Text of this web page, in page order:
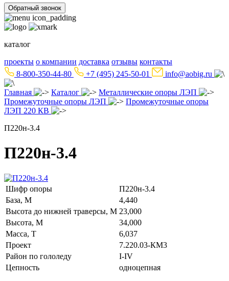
Обратный звонок
каталог
проекты о компании доставка отзывы контакты
8-800-350-44-80
+7 (495) 245-50-01 info@aobig.ru
Главная Каталог
Металлические опоры ЛЭП
Промежуточные опоры ЛЭП
Промежуточные опоры
ЛЭП 220 КВ
П220н-3.4
П220н-3.4
Шифр опоры
П220н-3.4
База, М
4,440
Высота до нижней траверсы, М 23,000
Высота, М
34,000
Масса, Т
6,037
Проект
7.220.03-КМ3
Район по гололеду
I-IV
Цепность
одноцепная